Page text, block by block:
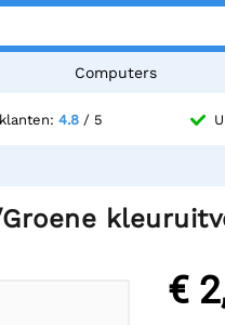
Computers
4.8/ 5
Groene
€